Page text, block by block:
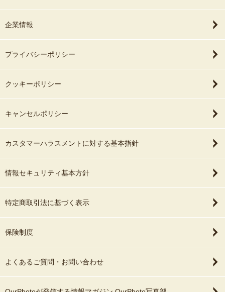
企業情報
プライバシーポリシー
クッキーポリシー
キャンセルポリシー
カスタマーハラスメントに対する基本指針
情報セキュリティ基本方針
特定商取引法に基づく表示
保険制度
よくあるご質問・お問い合わせ